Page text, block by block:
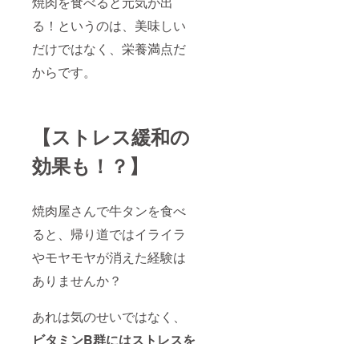
る！というのは、美味しい
だけではなく、栄養満点だ
からです。
【ストレス緩和の
効果も！？】
焼肉屋さんで牛タンを食べ
ると、帰り道ではイライラ
やモヤモヤが消えた経験は
ありませんか？
あれは気のせいではなく、
ビタミンB群にはストレスを